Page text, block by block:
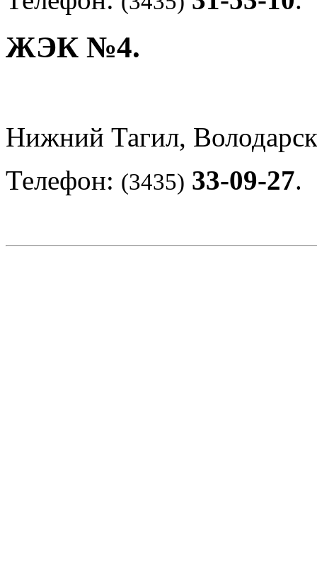
ЖЭК №4.
Нижний Тагил,
Телефон: (3435) 33-09-27.